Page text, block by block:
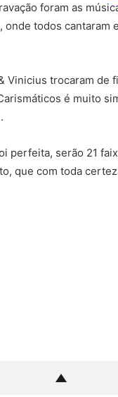
foram as
onde todos cantaram
Vinicius trocaram de
é muito
perfeita, serão 21
que com toda